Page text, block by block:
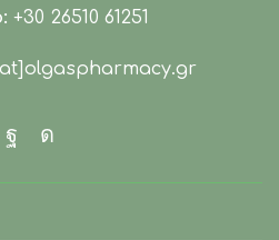
+30 26510 61251
Facebook
Instagram